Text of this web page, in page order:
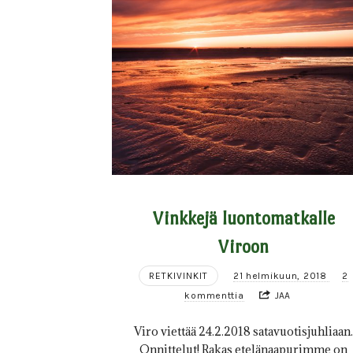
Vinkkejä luontomatkalle
Viroon
RETKIVINKIT 21 helmikuun, 2018
2
kommenttia
JAA
Viro viettää 24.2.2018 satavuotisjuhliaan.
Onnittelut! Rakas etelänaapurimme on